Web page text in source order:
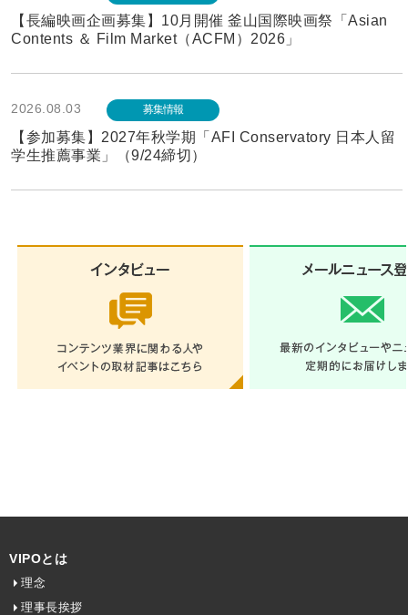
【長編映画企画募集】10月開催 釜山国際映画祭「Asian
Contents ＆ Film Market（ACFM）2026」
2026.08.03 募集情報
【参加募集】2027年秋学期「AFI Conservatory 日本人留
学生推薦事業」（9/24締切）
VIPOとは
理念
理事長挨拶